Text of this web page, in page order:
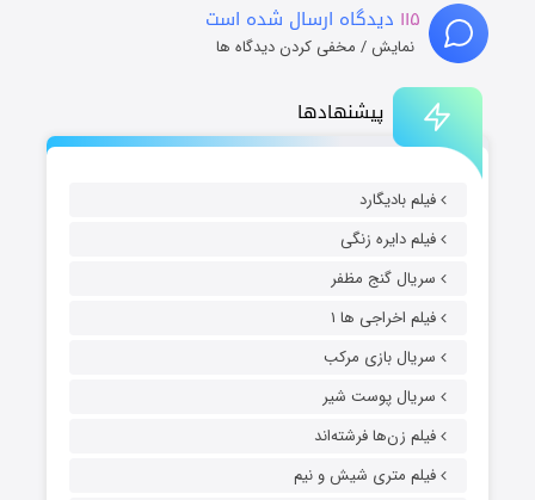
پیشنهادها
فیلم بادیگارد
فیلم دایره زنگی
سریال گنج مظفر
فیلم اخراجی ها ۱
سریال بازی مرکب
سریال پوست شیر
فیلم زن‌ها فرشته‌اند
فیلم متری شیش و نیم
۱۱۵ دیدگاه ارسال شده است
نمایش / مخفی کردن دیدگاه ها